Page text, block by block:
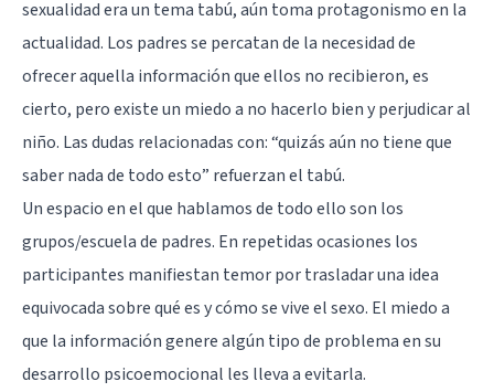
sexualidad era un tema tabú, aún toma protagonismo en la
actualidad. Los padres se percatan de la necesidad de
ofrecer aquella información que ellos no recibieron, es
cierto, pero existe un miedo a no hacerlo bien y perjudicar al
niño. Las dudas relacionadas con: “quizás aún no tiene que
saber nada de todo esto” refuerzan el tabú.
Un espacio en el que hablamos de todo ello son los
grupos/escuela de padres. En repetidas ocasiones los
participantes manifiestan temor por trasladar una idea
equivocada sobre qué es y cómo se vive el sexo. El miedo a
que la información genere algún tipo de problema en su
desarrollo psicoemocional les lleva a evitarla.